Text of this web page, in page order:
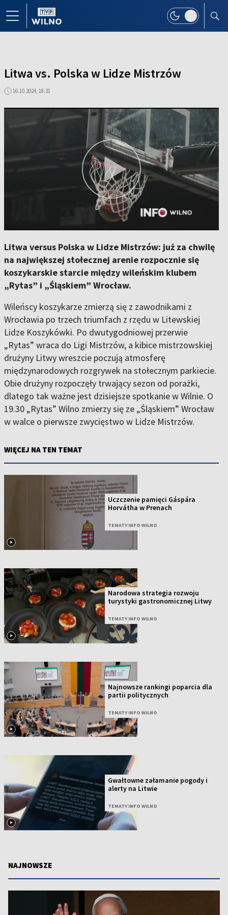
Litwa vs. Polska w Lidze Mistrzów
16.10.2024, 18:31
Litwa versus Polska w Lidze Mistrzów: już za chwilę
na największej stołecznej arenie rozpocznie się
koszykarskie starcie między wileńskim klubem
„Rytas” i „Śląskiem” Wrocław.
Wileńscy koszykarze zmierzą się z zawodnikami z
Wrocławia po trzech triumfach z rzędu w Litewskiej
Lidze Koszykówki. Po dwutygodniowej przerwie
„Rytas” wraca do Ligi Mistrzów, a kibice mistrzowskiej
drużyny Litwy wreszcie poczują atmosferę
międzynarodowych rozgrywek na stołecznym parkiecie.
Obie drużyny rozpoczęły trwający sezon od porażki,
dlatego tak ważne jest dzisiejsze spotkanie w Wilnie. O
19.30 „Rytas” Wilno zmierzy się ze „Śląskiem” Wrocław
w walce o pierwsze zwycięstwo w Lidze Mistrzów.
WIĘCEJ NA TEN TEMAT
Uczczenie pamięci Gáspára
Horvátha w Prenach
TEMATY INFO WILNO
Narodowa strategia rozwoju
turystyki gastronomicznej Litwy
TEMATY INFO WILNO
Najnowsze rankingi poparcia dla
partii politycznych
TEMATY INFO WILNO
Gwałtowne załamanie pogody i
alerty na Litwie
TEMATY INFO WILNO
NAJNOWSZE